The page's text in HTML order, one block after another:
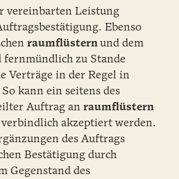
vereinbarten Leistung
Ebenso
raumflüsternund dem
fernmündlich zu Stande
Verträge in der Regel in
kann ein seitens des
Auftrag an raumflüstern
verbindlich akzeptiert werden.
des Auftrags
Bestätigung durch
Gegenstand des